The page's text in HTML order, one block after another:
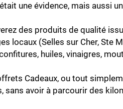
une évidence, mais aussi
des produits de qualité
locaux (Selles sur Cher, Ste
huiles, vinaigres,
Cadeaux, ou tout
sans avoir à parcourir des